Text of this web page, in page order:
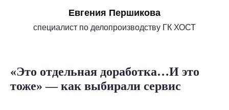
Евгения Першикова
специалист по делопроизводству ГК ХОСТ
«Это отдельная доработка…И это
тоже» — как выбирали сервис